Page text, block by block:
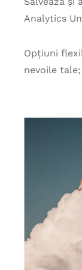
Analytics
Opțiuni
nevoile tale;